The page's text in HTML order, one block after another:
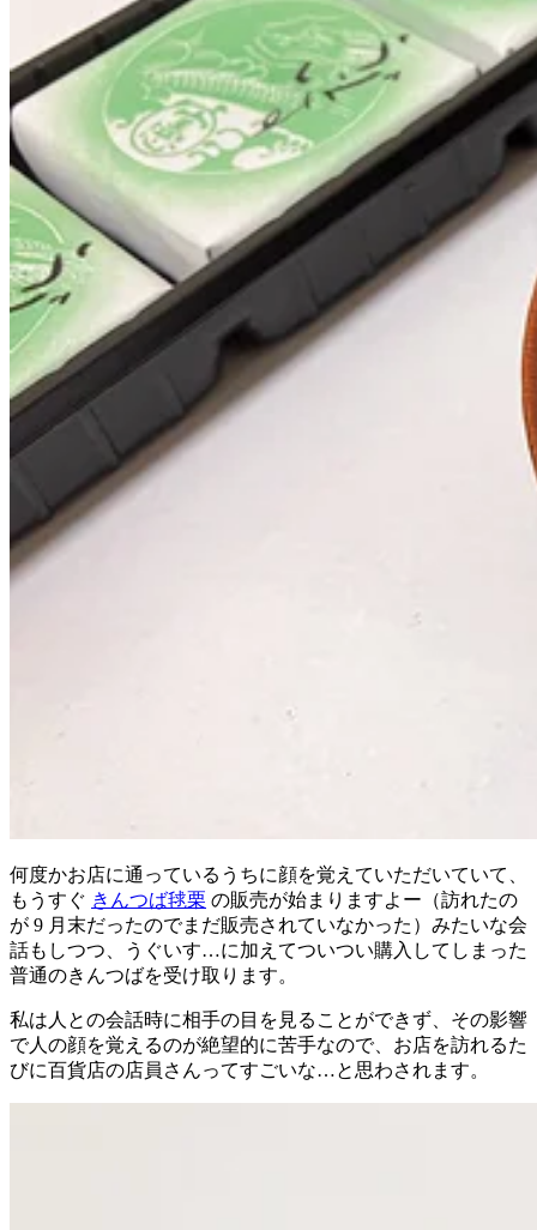
何度かお店に通っているうちに顔を覚えていただいていて、
もうすぐ きんつば毬栗 の販売が始まりますよー（訪れたの
が 9 月末だったのでまだ販売されていなかった）みたいな会
話もしつつ、うぐいす…に加えてついつい購入してしまった
普通のきんつばを受け取ります。
私は人との会話時に相手の目を見ることができず、その影響
で人の顔を覚えるのが絶望的に苦手なので、お店を訪れるた
びに百貨店の店員さんってすごいな…と思わされます。